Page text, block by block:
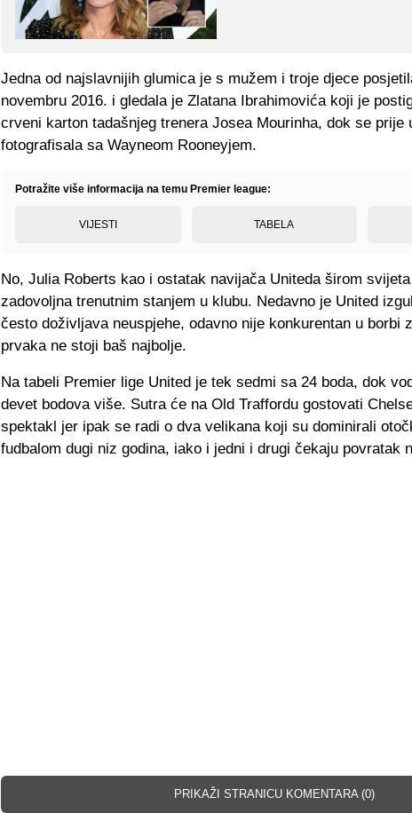
Jedna od najslavnijih glumica je s mužem i troje djece
novembru 2016. i gledala je Zlatana Ibrahimovića koji je
crveni karton tadašnjeg trenera Josea Mourinha, dok se prije
fotografisala sa Wayneom Rooneyjem.
Potražite više informacija na temu Premier league:
VIJESTI TABELA
No, Julia Roberts kao i ostatak navijača Uniteda širom
zadovoljna trenutnim stanjem u klubu. Nedavno je United
često doživljava neuspjehe, odavno nije konkurentan u borbi
prvaka ne stoji baš najbolje.
Na tabeli Premier lige United je tek sedmi sa 24 boda, dok
devet bodova više. Sutra će na Old Traffordu gostovati
spektakl jer ipak se radi o dva velikana koji su dominirali
fudbalom dugi niz godina, iako i jedni i drugi čekaju povratak
PRIKAŽI STRANICU KOMENTARA (0)